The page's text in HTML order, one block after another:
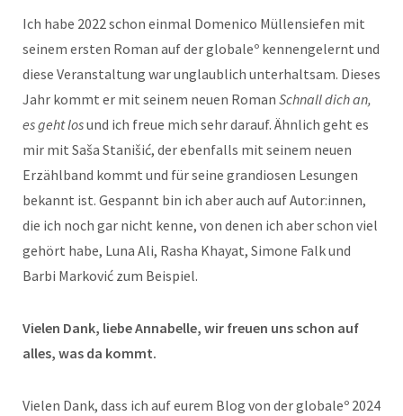
Ich habe 2022 schon einmal Domenico Müllensiefen mit
seinem ersten Roman auf der globaleº kennengelernt und
diese Veranstaltung war unglaublich unterhaltsam. Dieses
Jahr kommt er mit seinem neuen Roman Schnall dich an,
es geht losund ich freue mich sehr darauf. Ähnlich geht es
mir mit Saša Stanišić, der ebenfalls mit seinem neuen
Erzählband kommt und für seine grandiosen Lesungen
bekannt ist. Gespannt bin ich aber auch auf Autor:innen,
die ich noch gar nicht kenne, von denen ich aber schon viel
gehört habe, Luna Ali, Rasha Khayat, Simone Falk und
Barbi Marković zum Beispiel.
Vielen Dank, liebe Annabelle, wir freuen uns schon auf
alles, was da kommt.
Vielen Dank, dass ich auf eurem Blog von der globaleº 2024